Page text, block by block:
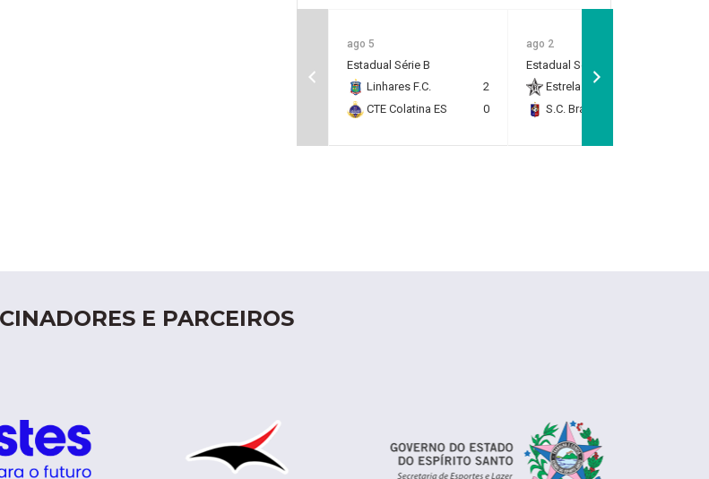
ago 5
Estadual Série B
Linhares F.C.
2
CTE Colatina ES
0
ago 2
Estadual Série B
Estrela do Norte F.C.
S.C. Brasil Capixaba
E PARCEIROS